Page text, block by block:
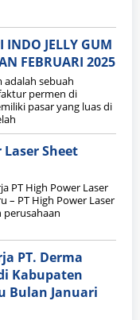
INDO JELLY GUM
FEBRUARI 2025
adalah sebuah
permen di
pasar yang luas di
Laser Sheet
PT High Power Laser
– PT High Power Laser
perusahaan
PT. Derma
Kabupaten
Bulan Januari